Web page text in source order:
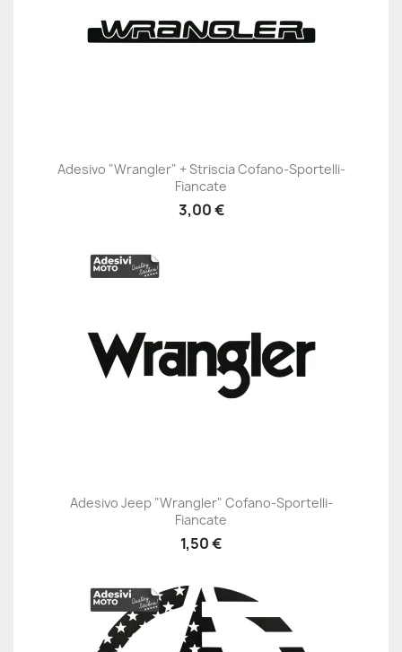
Adesivo "Wrangler" + Striscia Cofano-Sportelli-
Fiancate
3,00 €
Adesivo Jeep "Wrangler" Cofano-Sportelli-
Fiancate
1,50 €